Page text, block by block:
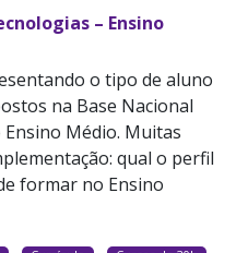
– Ensino
o tipo de aluno
na Base Nacional
Médio. Muitas
qual o perfil
formar no Ensino